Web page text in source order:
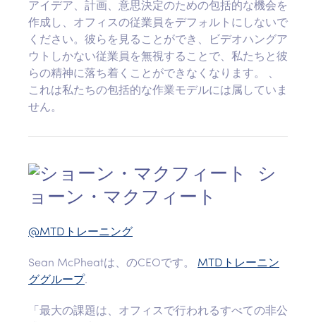
アイデア、計画、意思決定のための包括的な機会を
作成し、オフィスの従業員をデフォルトにしないで
ください。彼らを見ることができ、ビデオハングア
ウトしかない従業員を無視することで、私たちと彼
らの精神に落ち着くことができなくなります。 、
これは私たちの包括的な作業モデルには属していま
せん。
シ
ョーン・マクフィート
@MTDトレーニング
Sean McPheatは、のCEOです。 MTDトレーニン
ググループ.
「最大の課題は、オフィスで行われるすべての非公